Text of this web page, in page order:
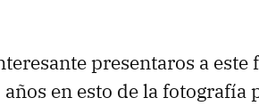
presentaros a este
en esto de la fotografía